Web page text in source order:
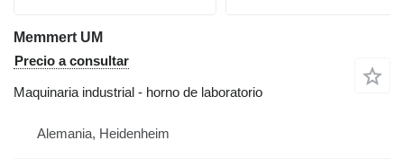
Memmert UM
Precio a consultar
Maquinaria industrial - horno de laboratorio
Alemania, Heidenheim